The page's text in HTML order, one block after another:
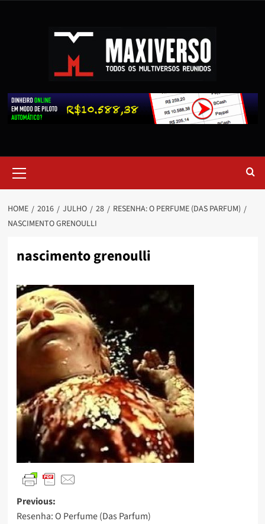
HOME 2016 JULHO 28
RESENHA: O PERFUME (DAS PARFUM)
NASCIMENTO GRENOULLI
nascimento grenoulli
Previous:
Resenha: O Perfume (Das Parfum)